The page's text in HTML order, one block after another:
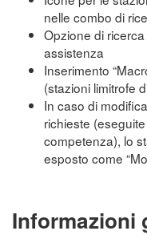
nelle combo di
Opzione di
assistenza
Inserimento
(stazioni limitrofe
In caso di
richieste
competenza), lo
esposto come
Informazioni